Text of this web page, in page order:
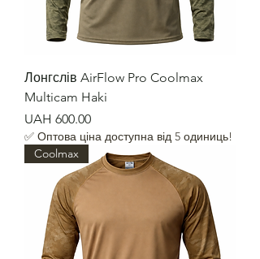
Лонгслів AirFlow Pro Coolmax
Multicam Haki
Price
UAH 600.00
✅ Оптова ціна доступна від 5 одиниць!
Coolmax